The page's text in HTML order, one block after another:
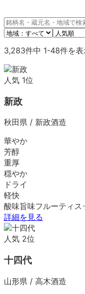
3,283件中 1-48件を
人気 1位
新政
秋田県 / 新政酒造
華やか
芳醇
重厚
穏やか
ドライ
軽快
酸味旨味フルーティ ス
詳細を見る
人気 2位
十四代
山形県 / 高木酒造